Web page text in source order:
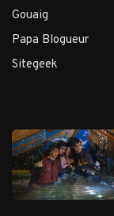
Gouaig
Papa Blogueur
Sitegeek